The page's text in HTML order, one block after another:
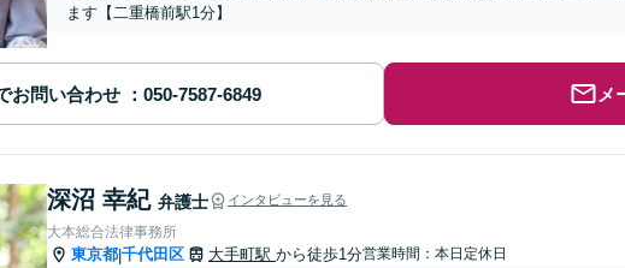
ます【二重橋前駅1分】
お問い合わせ メ
深沼 幸紀 弁護士 インタビューを見る
大本総合法律事務所
東京都|千代田区 大手町駅 から徒歩1分営業時間：本日定休日